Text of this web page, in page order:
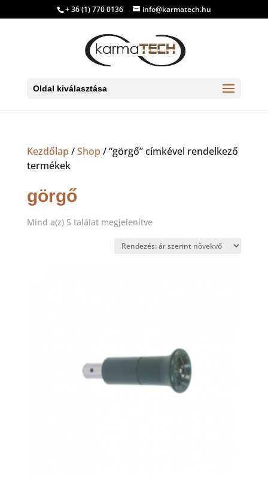
+ 36 (1) 770 0136 info@karmatech.hu
Oldal kiválasztása
Kezdőlap /Shop / “görgő” címkével rendelkező
termékek
görgő
Mind a(z) 5 találat megjelenítveSorted
price: